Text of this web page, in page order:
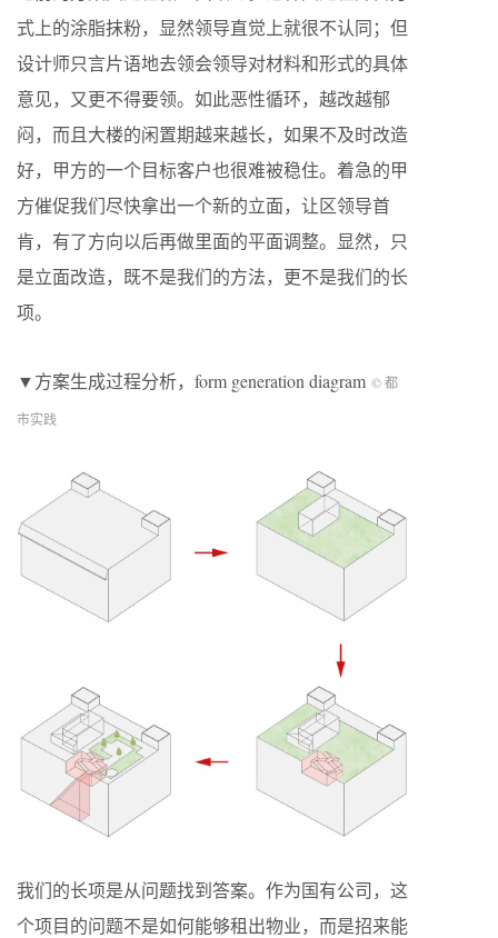
式上的涂脂抹粉，显然领导直觉上就很不认同；但
设计师只言片语地去领会领导对材料和形式的具体
意见，又更不得要领。如此恶性循环，越改越郁
闷，而且大楼的闲置期越来越长，如果不及时改造
好，甲方的一个目标客户也很难被稳住。着急的甲
方催促我们尽快拿出一个新的立面，让区领导首
肯，有了方向以后再做里面的平面调整。显然，只
是立面改造，既不是我们的方法，更不是我们的长
项。
▼方案生成过程分析，form generation diagram © 都
市实践
我们的长项是从问题找到答案。作为国有公司，这
个项目的问题不是如何能够租出物业，而是招来能